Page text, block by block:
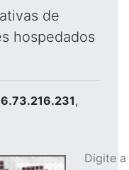
de
hospedados
,
Digite